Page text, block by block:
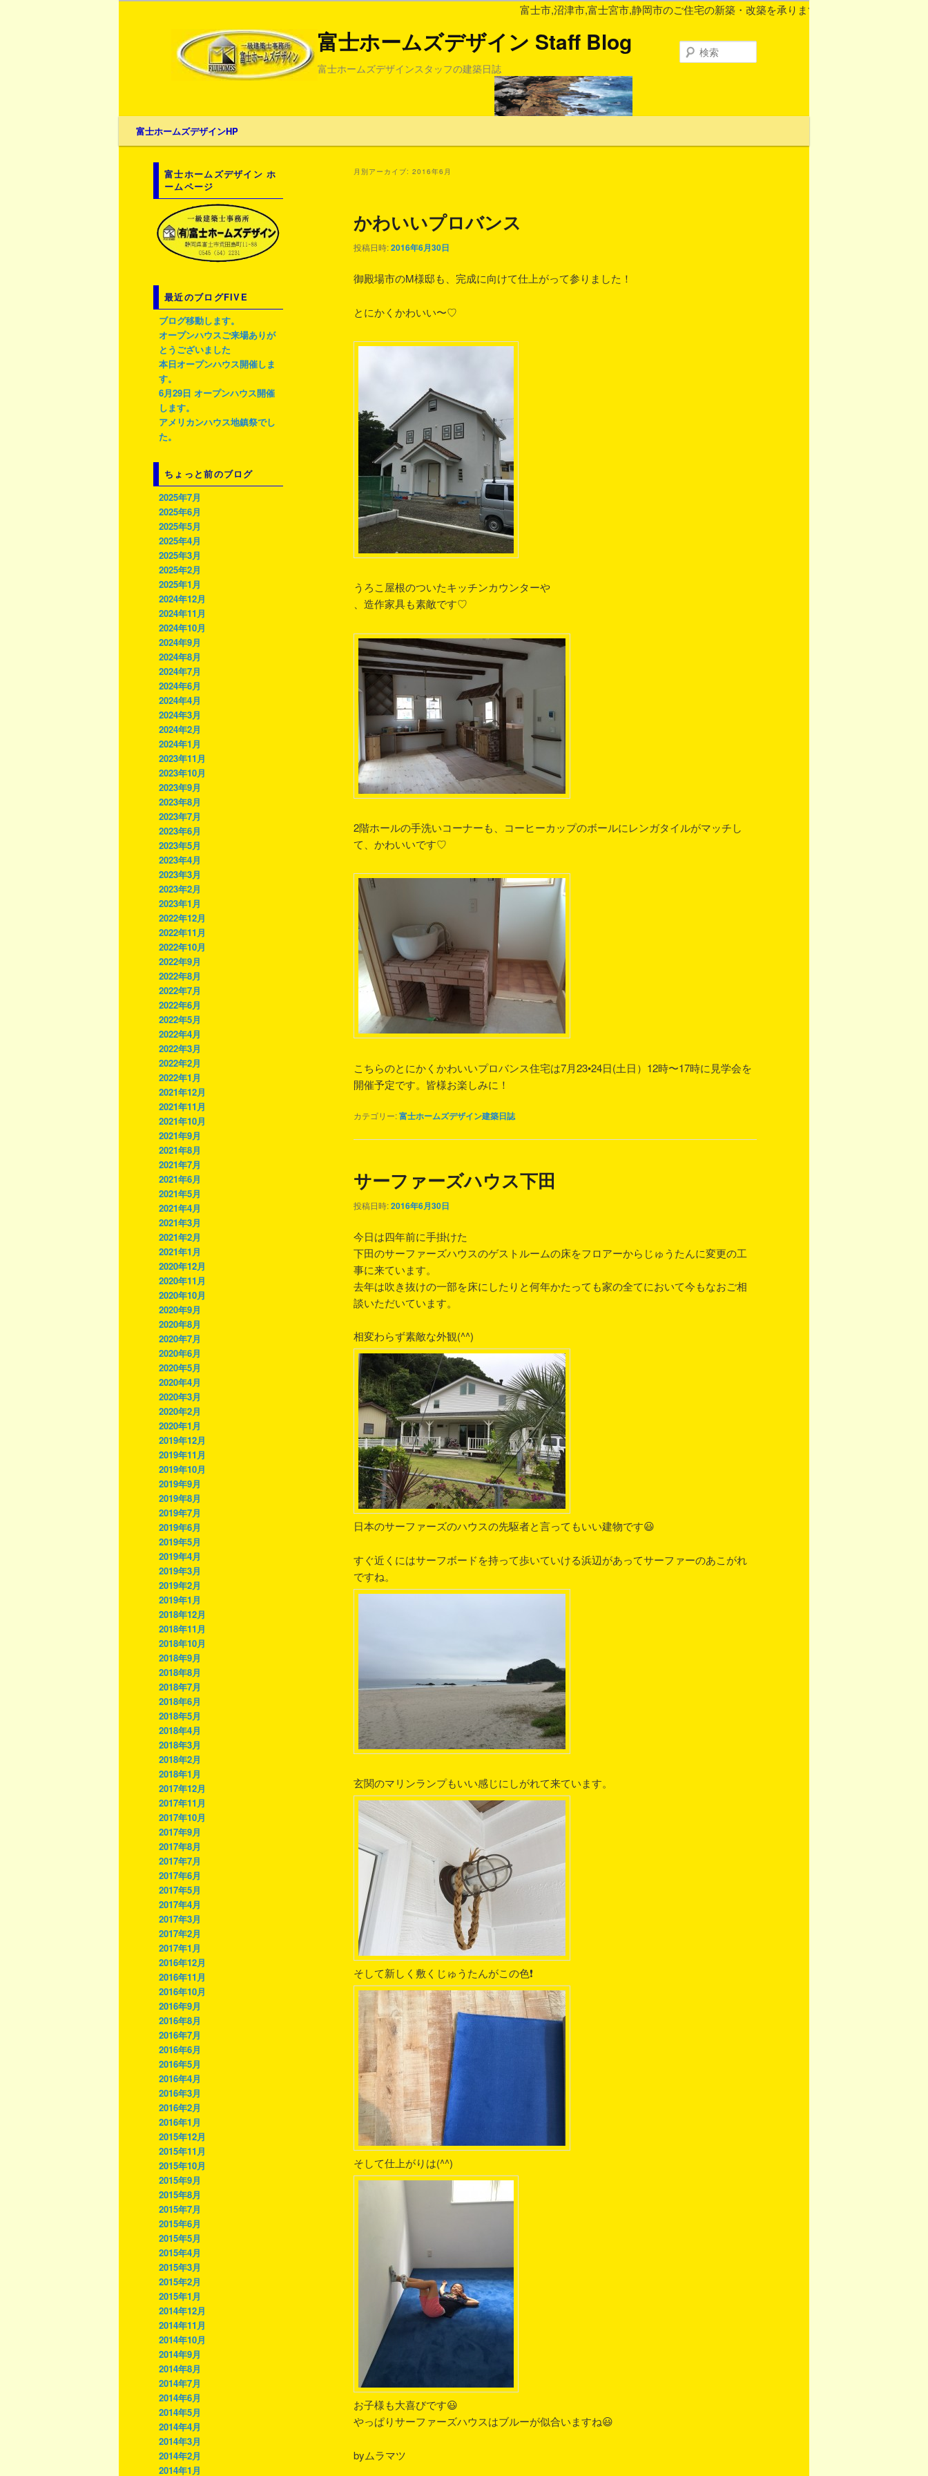
富士市,沼津市,富士宮市,静岡市のご住宅の新築・改築を承ります。資料請求
富士ホームズデザイン Staff Blog
富士ホームズデザインスタッフの建築日誌
メ
イ
ン
サ
ブ
コ
富士ホームズデザインHP
月別アーカイブ: 2016年6月
かわいいプロバンス
投稿日時:2016年6月30日
御殿場市のM様邸も、完成に向けて仕上がって参りました！
とにかくかわいい〜♡
うろこ屋根のついたキッチンカウンターや
、造作家具も素敵です♡
2階ホールの手洗いコーナーも、コーヒーカップのボールにレンガタイルがマッチし
て、かわいいです♡
こちらのとにかくかわいいプロバンス住宅は7月23•24日(土日）12時〜17時に見学会を
開催予定です。皆様お楽しみに！
カテゴリー:富士ホームズデザイン建築日誌
サーファーズハウス下田
投稿日時:2016年6月30日
今日は四年前に手掛けた
下田のサーファーズハウスのゲストルームの床をフロアーからじゅうたんに変更の工
事に来ています。
去年は吹き抜けの一部を床にしたりと何年かたっても家の全てにおいて今もなおご相
談いただいています。
相変わらず素敵な外観(^^)
日本のサーファーズのハウスの先駆者と言ってもいい建物です😃
すぐ近くにはサーフボードを持って歩いていける浜辺があってサーファーのあこがれ
ですね。
玄関のマリンランプもいい感じにしがれて来ています。
そして新しく敷くじゅうたんがこの色❗️
そして仕上がりは(^^)
お子様も大喜びです😃
やっぱりサーファーズハウスはブルーが似合いますね😃
byムラマツ
富士ホームズデザイン ホ
ームページ
最近のブログFIVE
ブログ移動します。
オープンハウスご来場ありが
とうございました
本日オープンハウス開催しま
す。
6月29日 オープンハウス開催
します。
アメリカンハウス地鎮祭でし
た。
ちょっと前のブログ
2025年7月
2025年6月
2025年5月
2025年4月
2025年3月
2025年2月
2025年1月
2024年12月
2024年11月
2024年10月
2024年9月
2024年8月
2024年7月
2024年6月
2024年4月
2024年3月
2024年2月
2024年1月
2023年11月
2023年10月
2023年9月
2023年8月
2023年7月
2023年6月
2023年5月
2023年4月
2023年3月
2023年2月
2023年1月
2022年12月
2022年11月
2022年10月
2022年9月
2022年8月
2022年7月
2022年6月
2022年5月
2022年4月
2022年3月
2022年2月
2022年1月
2021年12月
2021年11月
2021年10月
2021年9月
2021年8月
2021年7月
2021年6月
2021年5月
2021年4月
2021年3月
2021年2月
2021年1月
2020年12月
2020年11月
2020年10月
2020年9月
2020年8月
2020年7月
2020年6月
2020年5月
2020年4月
2020年3月
2020年2月
2020年1月
2019年12月
2019年11月
2019年10月
2019年9月
2019年8月
2019年7月
2019年6月
2019年5月
2019年4月
2019年3月
2019年2月
2019年1月
2018年12月
2018年11月
2018年10月
2018年9月
2018年8月
2018年7月
2018年6月
2018年5月
2018年4月
2018年3月
2018年2月
2018年1月
2017年12月
2017年11月
2017年10月
2017年9月
2017年8月
2017年7月
2017年6月
2017年5月
2017年4月
2017年3月
2017年2月
2017年1月
2016年12月
2016年11月
2016年10月
2016年9月
2016年8月
2016年7月
2016年6月
2016年5月
2016年4月
2016年3月
2016年2月
2016年1月
2015年12月
2015年11月
2015年10月
2015年9月
2015年8月
2015年7月
2015年6月
2015年5月
2015年4月
2015年3月
2015年2月
2015年1月
2014年12月
2014年11月
2014年10月
2014年9月
2014年8月
2014年7月
2014年6月
2014年5月
2014年4月
2014年3月
2014年2月
2014年1月